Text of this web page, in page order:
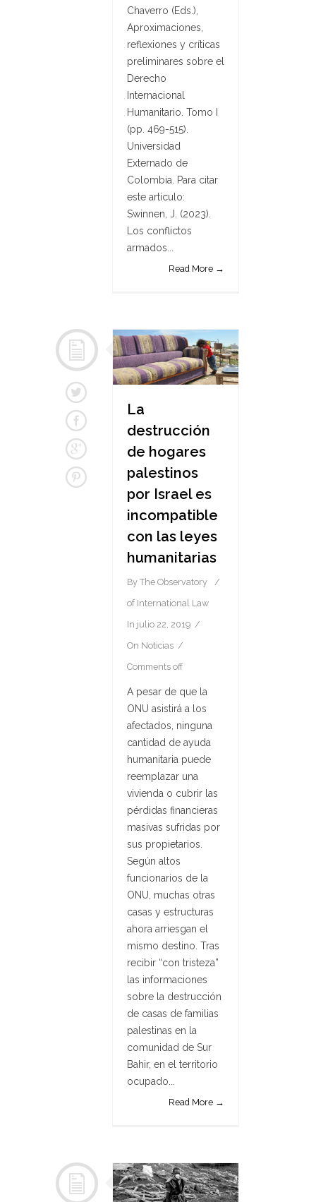
Chaverro (Eds.),
Aproximaciones,
reflexiones y críticas
preliminares sobre el
Derecho
Internacional
Humanitario. Tomo I
(pp. 469-515).
Universidad
Externado de
Colombia. Para citar
este artículo:
Swinnen, J. (2023).
Los conflictos
armados...
Read More →
La
destrucción
de hogares
palestinos
por Israel es
incompatible
con las leyes
humanitarias
By The Observatory
of International Law
In julio 22, 2019
On Noticias
Comments off
A pesar de que la
ONU asistirá a los
afectados, ninguna
cantidad de ayuda
humanitaria puede
reemplazar una
vivienda o cubrir las
pérdidas financieras
masivas sufridas por
sus propietarios.
Según altos
funcionarios de la
ONU, muchas otras
casas y estructuras
ahora arriesgan el
mismo destino. Tras
recibir “con tristeza”
las informaciones
sobre la destrucción
de casas de familias
palestinas en la
comunidad de Sur
Bahir, en el territorio
ocupado...
Read More →